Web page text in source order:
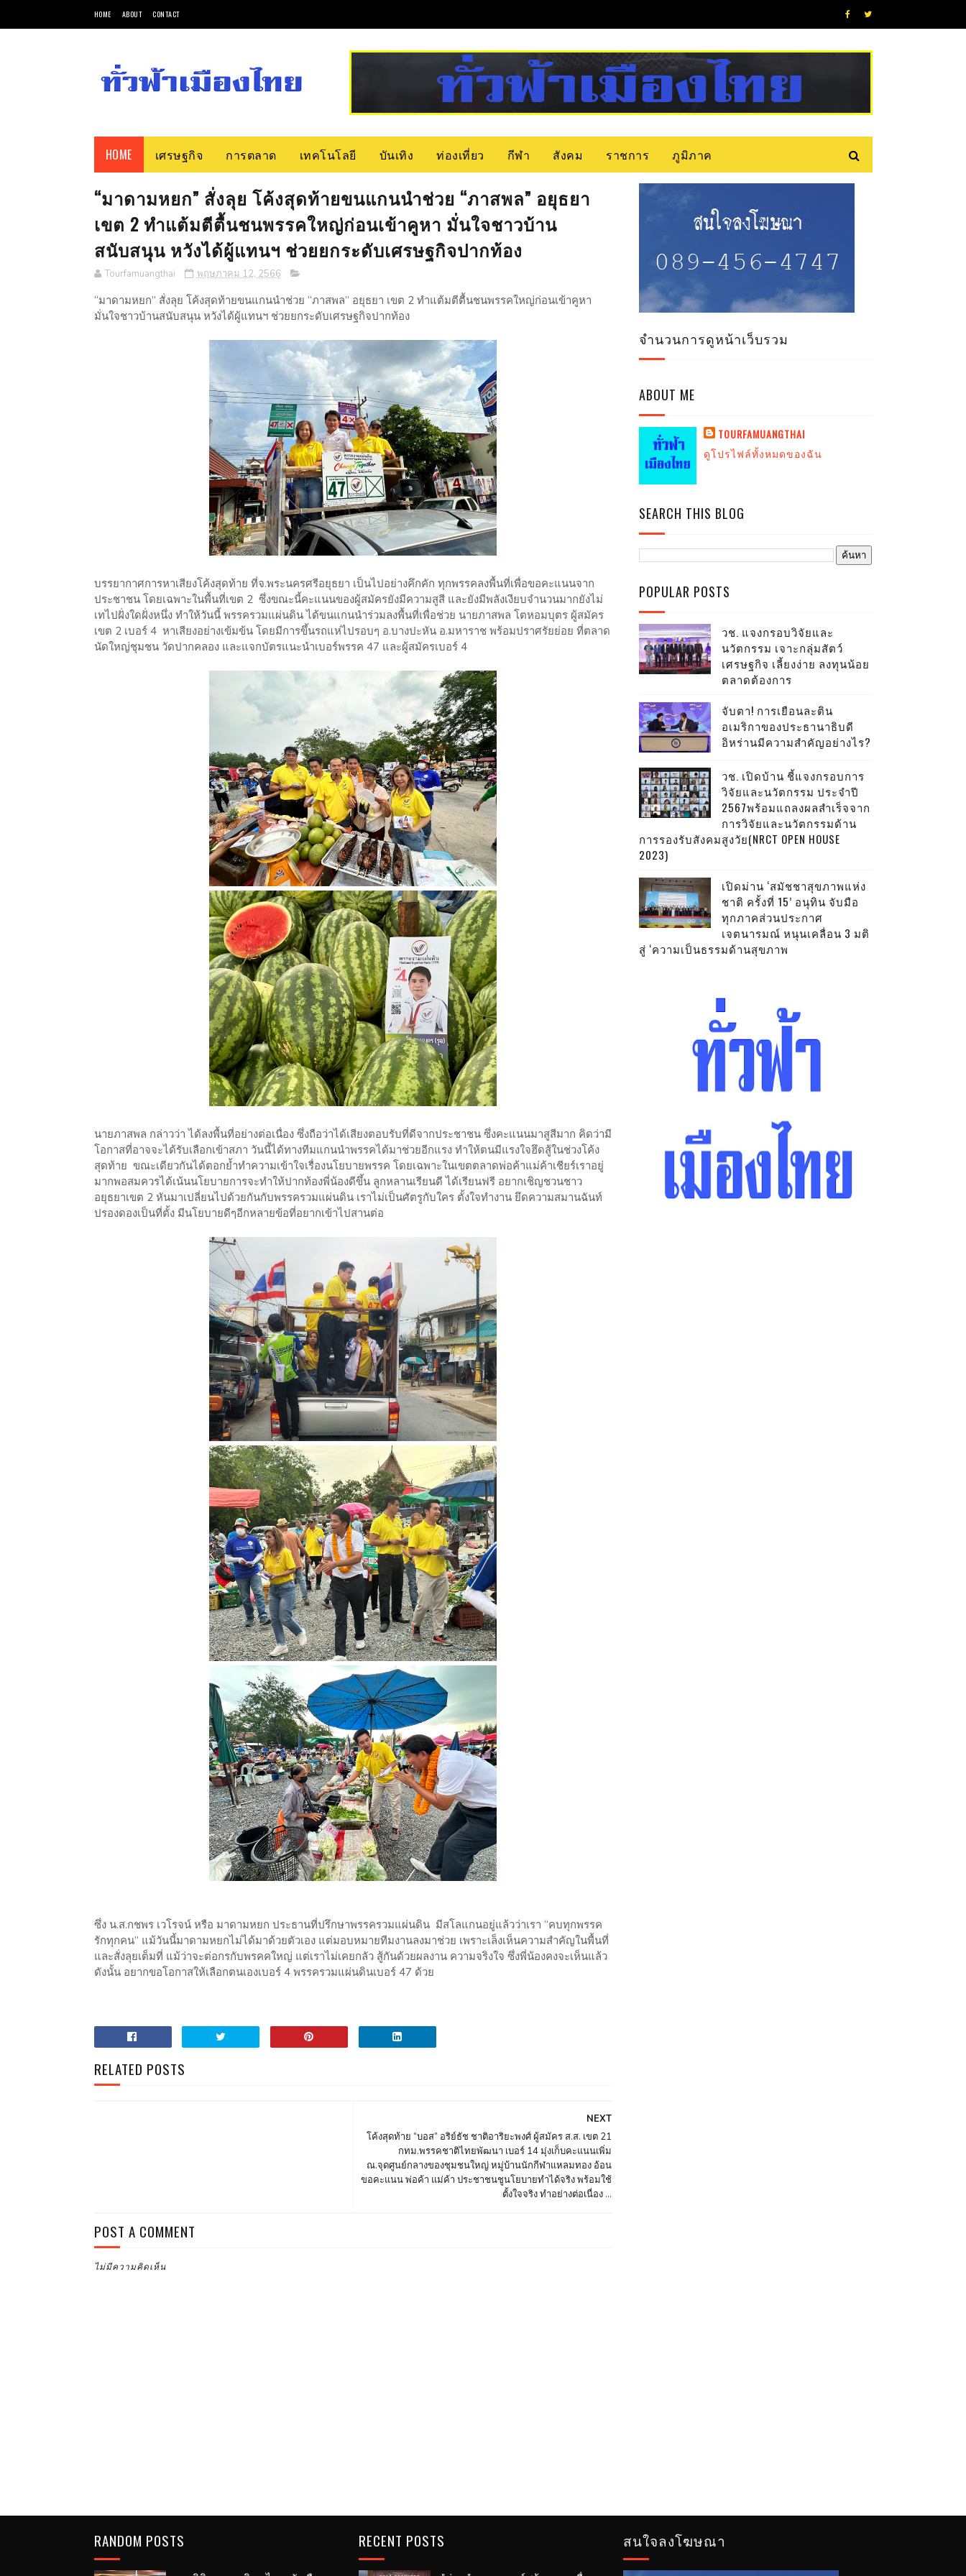
HOME ABOUT CONTACT
HOME เศรษฐกิจ การตลาด เทคโนโลยี บันเทิง ท่องเที่ยว กีฬา สังคม ราชการ ภูมิภาค
“มาดามหยก” สั่งลุย โค้งสุดท้ายขนแกนนำช่วย “ภาสพล” อยุธยา
เขต 2 ทำแต้มตีตื้นชนพรรคใหญ่ก่อนเข้าคูหา มั่นใจชาวบ้าน
สนับสนุน หวังได้ผู้แทนฯ ช่วยยกระดับเศรษฐกิจปากท้อง
Tourfamuangthai พฤษภาคม 12, 2566
“มาดามหยก” สั่งลุย โค้งสุดท้ายขนแกนนำช่วย “ภาสพล” อยุธยา เขต 2 ทำแต้มตีตื้นชนพรรคใหญ่ก่อนเข้าคูหา
มั่นใจชาวบ้านสนับสนุน หวังได้ผู้แทนฯ ช่วยยกระดับเศรษฐกิจปากท้อง
บรรยากาศการหาเสียงโค้งสุดท้าย ที่จ.พระนครศรีอยุธยา เป็นไปอย่างคึกคัก ทุกพรรคลงพื้นที่เพื่อขอคะแนนจาก
ประชาชน โดยเฉพาะในพื้นที่เขต 2 ซึ่งขณะนี้คะแนนของผู้สมัครยังมีความสูสี และยังมีพลังเงียบจำนวนมากยังไม่
เทไปฝั่งใดฝั่งหนึ่ง ทำให้วันนี้ พรรครวมแผ่นดิน ได้ขนแกนนำร่วมลงพื้นที่เพื่อช่วย นายภาสพล โตหอมบุตร ผู้สมัคร
เขต 2 เบอร์ 4 หาเสียงอย่างเข้มข้น โดยมีการขึ้นรถแห่ไปรอบๆ อ.บางปะหัน อ.มหาราช พร้อมปราศรัยย่อย ที่ตลาด
นัดใหญ่ชุมชน วัดปากคลอง และแจกบัตรแนะนำเบอร์พรรค 47 และผู้สมัครเบอร์ 4
นายภาสพล กล่าวว่า ได้ลงพื้นที่อย่างต่อเนื่อง ซึ่งถือว่าได้เสียงตอบรับที่ดีจากประชาชน ซึ่งคะแนนมาสูสีมาก คิดว่ามี
โอกาสที่อาจจะได้รับเลือกเข้าสภา วันนี้ได้ทางทีมแกนนำพรรคได้มาช่วยอีกแรง ทำให้ตนมีแรงใจฮึดสู้ในช่วงโค้ง
สุดท้าย ขณะเดียวกันได้ตอกย้ำทำความเข้าใจเรื่องนโยบายพรรค โดยเฉพาะในเขตตลาดพ่อค้าแม่ค้าเชียร์เราอยู่
มากพอสมควรได้เน้นนโยบายการจะทำให้ปากท้องพี่น้องดีขึ้น ลูกหลานเรียนดี ได้เรียนฟรี อยากเชิญชวนชาว
อยุธยาเขต 2 หันมาเปลี่ยนไปด้วยกันกับพรรครวมแผ่นดิน เราไม่เป็นศัตรูกับใคร ตั้งใจทำงาน ยึดความสมานฉันท์
ปรองดองเป็นที่ตั้ง มีนโยบายดีๆอีกหลายข้อที่อยากเข้าไปสานต่อ
ซึ่ง น.ส.กชพร เวโรจน์ หรือ มาดามหยก ประธานที่ปรึกษาพรรครวมแผ่นดิน มีสโลแกนอยู่แล้วว่าเรา “คบทุกพรรค
รักทุกคน” แม้วันนี้มาดามหยกไม่ได้มาด้วยตัวเอง แต่มอบหมายทีมงานลงมาช่วย เพราะเล็งเห็นความสำคัญในพื้นที่
และสั่งลุยเต็มที่ แม้ว่าจะต่อกรกับพรคคใหญ่ แต่เราไม่เคยกลัว สู้กันด้วยผลงาน ความจริงใจ ซึ่งพี่น้องคงจะเห็นแล้ว
ดังนั้น อยากขอโอกาสให้เลือกตนเองเบอร์ 4 พรรครวมแผ่นดินเบอร์ 47 ด้วย
RELATED POSTS
NEXT
โค้งสุดท้าย “บอส” อริย์ธัช ชาติอาริยะพงศ์ ผู้สมัคร ส.ส. เขต 21
กทม.พรรคชาติไทยพัฒนา เบอร์ 14 มุ่งเก็บคะแนนเพิ่ม
ณ.จุดศูนย์กลางของชุมชนใหญ่ หมู่บ้านนักกีฬาแหลมทอง อ้อน
ขอคะแนน พ่อค้า แม่ค้า ประชาชนชูนโยบายทำได้จริง พร้อมใช้
ตั้งใจจริง ทำอย่างต่อเนื่อง ...
POST A COMMENT
ไม่มีความคิดเห็น
จำนวนการดูหน้าเว็บรวม
ABOUT ME
TOURFAMUANGTHAI
ดูโปรไฟล์ทั้งหมดของฉัน
SEARCH THIS BLOG
POPULAR POSTS
วช. แจงกรอบวิจัยและ
นวัตกรรม เจาะกลุ่มสัตว์
เศรษฐกิจ เลี้ยงง่าย ลงทุนน้อย
ตลาดต้องการ
จับตา! การเยือนละติน
อเมริกาของประธานาธิบดี
อิหร่านมีความสำคัญอย่างไร?
วช. เปิดบ้าน ชี้แจงกรอบการ
วิจัยและนวัตกรรม ประจำปี
2567พร้อมแถลงผลสำเร็จจาก
การวิจัยและนวัตกรรมด้าน
การรองรับสังคมสูงวัย(NRCT OPEN HOUSE
2023)
เปิดม่าน ‘สมัชชาสุขภาพแห่ง
ชาติ ครั้งที่ 15’ อนุทิน จับมือ
ทุกภาคส่วนประกาศ
เจตนารมณ์ หนุนเคลื่อน 3 มติ
สู่ ‘ความเป็นธรรมด้านสุขภาพ
RANDOM POSTS RECENT POSTS สนใจลงโฆษณา